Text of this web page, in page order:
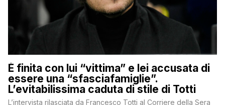
È finita con lui “vittima” e lei accusata di
essere una “sfasciafamiglie”.
L’evitabilissima caduta di stile di Totti
L’intervista rilasciata da Francesco Totti al Corriere della Sera